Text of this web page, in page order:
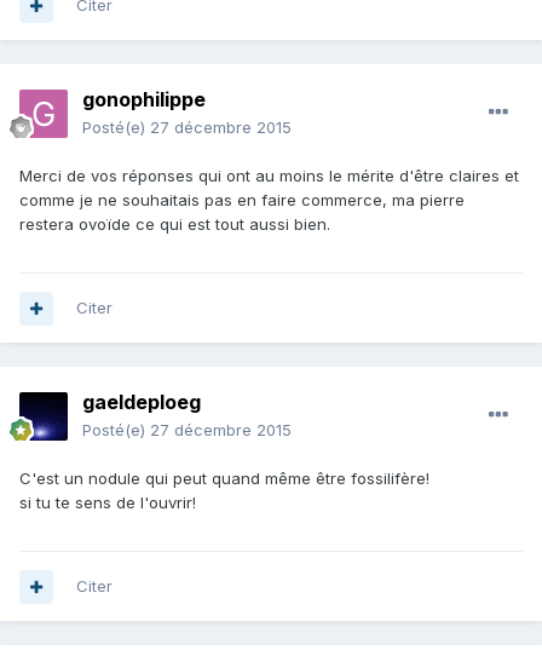
Citer
gonophilippe
Posté(e) 27 décembre 2015
Merci de vos réponses qui ont au moins le mérite d'être claires et
comme je ne souhaitais pas en faire commerce, ma pierre
restera ovoïde ce qui est tout aussi bien.
Citer
gaeldeploeg
Posté(e) 27 décembre 2015
C'est un nodule qui peut quand même être fossilifère!
si tu te sens de l'ouvrir!
Citer